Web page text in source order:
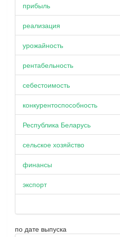
прибыль
реализация
урожайность
рентабельность
себестоимость
конкурентоспособность
Республика Беларусь
сельское хозяйство
финансы
экспорт
по дате выпуска